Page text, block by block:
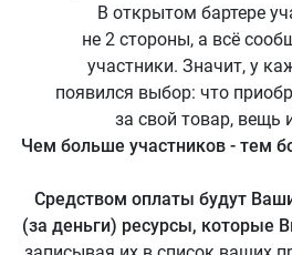
В открытом бартере
не 2 стороны, а всё
участники. Значит, у
появился выбор: что
за свой товар, вещь
Чем больше участников - тем
Средством оплаты будут
(за деньги) ресурсы, которые